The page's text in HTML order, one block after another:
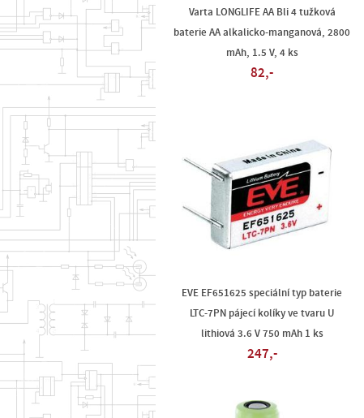
Varta LONGLIFE AA Bli 4 tužková
baterie AA alkalicko-manganová, 2800
mAh, 1.5 V, 4 ks
82,-
EVE EF651625 speciální typ baterie
LTC-7PN pájecí kolíky ve tvaru U
lithiová 3.6 V 750 mAh 1 ks
247,-